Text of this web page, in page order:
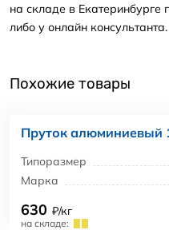
на складе в
либо у онлайн консультанта.
Похожие товары
Пруток алюминиевый
Типоразмер
Марка
630 ₽/кг
на складе: